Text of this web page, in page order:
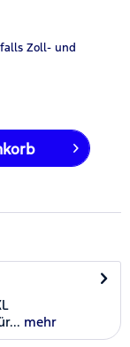
Zoll- und
mehr